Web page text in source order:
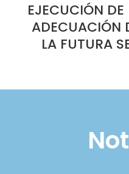
EJECUCIÓN
ADECUACIÓN
LA FUTURA